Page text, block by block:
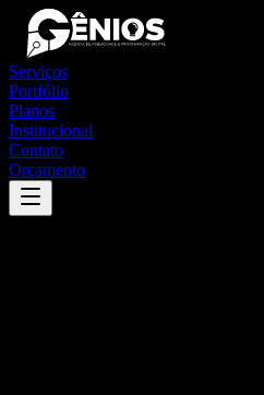
Serviços
Portfólio
Planos
Institucional
Contato
Orçamento